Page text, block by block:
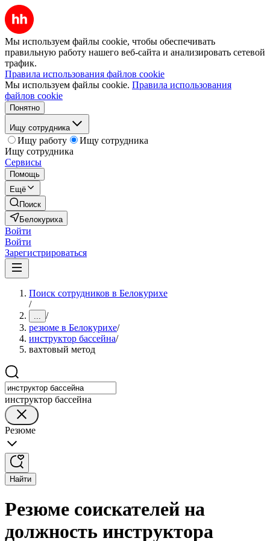
Мы используем файлы cookie, чтобы обеспечивать
правильную работу нашего веб-сайта и анализировать сетевой
трафик.
Правила использования файлов cookie
Мы используем файлы cookie. Правила использования
файлов cookie
Понятно
Ищу сотрудника
Ищу работу
Ищу сотрудника
Ищу сотрудника
Сервисы
Помощь
Ещё
Поиск
Белокуриха
Войти
Войти
Зарегистрироваться
Поиск сотрудников в Белокурихе
/
... /
резюме в Белокурихе/
инструктор бассейна/
вахтовый метод
инструктор бассейна
Резюме
Найти
Резюме соискателей на
должность инструктора